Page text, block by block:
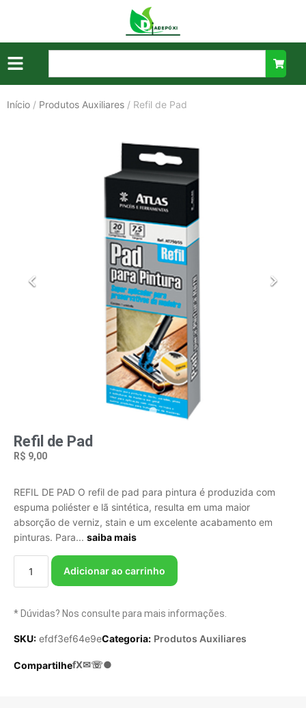
Início / Produtos Auxiliares / Refil de Pad
Refil de Pad
R$ 9,00
REFIL DE PAD O refil de pad para pintura é produzida com
espuma poliéster e lã sintética, resulta em uma maior
absorção de verniz, stain e um excelente acabamento em
pinturas. Para... saiba mais
Adicionar ao carrinho
* Dúvidas? Nos consulte para mais informações.
SKU: efdf3ef64e9eCategoria: Produtos Auxiliares
CompartilhefX✉☏●